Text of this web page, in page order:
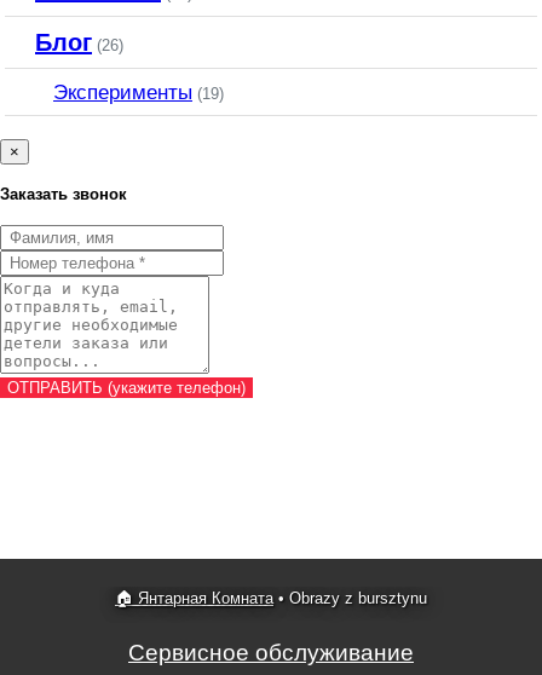
Блог (26)
Эксперименты (19)
🏠 Янтарная Комната• Obrazy z bursztynu
Сервисное обслуживание
×
Заказать звонок